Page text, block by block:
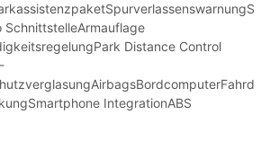
SchnittstelleArmauflage
Distance Control
IntegrationABS